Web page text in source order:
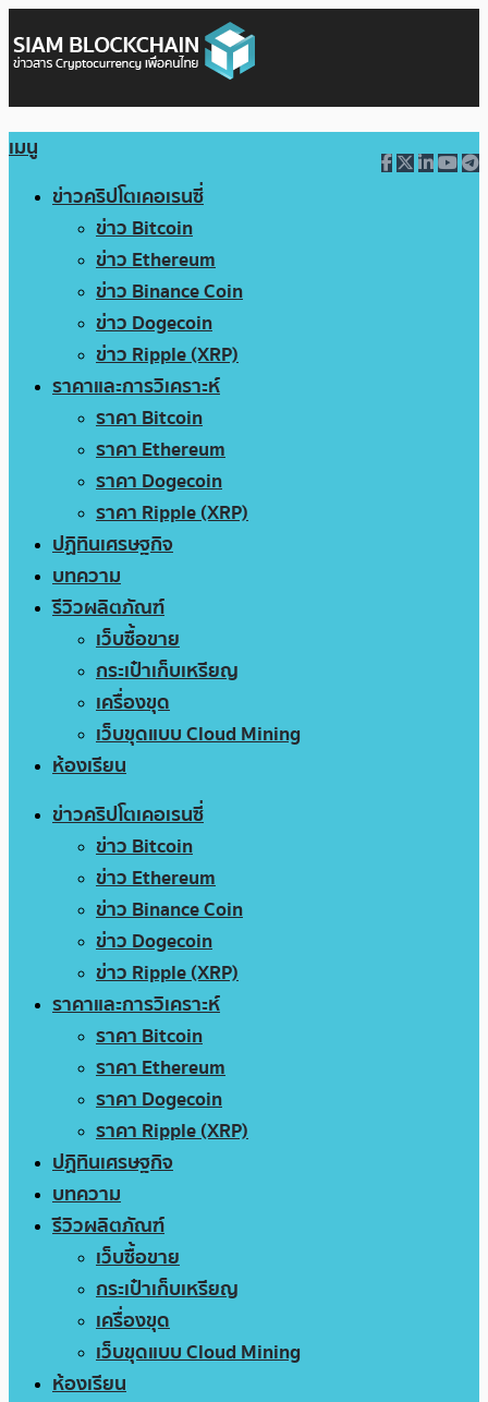
เมนู
ข่าวคริปโตเคอเรนซี่
ข่าว Bitcoin
ข่าว Ethereum
ข่าว Binance Coin
ข่าว Dogecoin
ข่าว Ripple (XRP)
ราคาและการวิเคราะห์
ราคา Bitcoin
ราคา Ethereum
ราคา Dogecoin
ราคา Ripple (XRP)
ปฏิทินเศรษฐกิจ
บทความ
รีวิวผลิตภัณฑ์
เว็บซื้อขาย
กระเป๋าเก็บเหรียญ
เครื่องขุด
เว็บขุดแบบ Cloud Mining
ห้องเรียน
ข่าวคริปโตเคอเรนซี่
ข่าว Bitcoin
ข่าว Ethereum
ข่าว Binance Coin
ข่าว Dogecoin
ข่าว Ripple (XRP)
ราคาและการวิเคราะห์
ราคา Bitcoin
ราคา Ethereum
ราคา Dogecoin
ราคา Ripple (XRP)
ปฏิทินเศรษฐกิจ
บทความ
รีวิวผลิตภัณฑ์
เว็บซื้อขาย
กระเป๋าเก็บเหรียญ
เครื่องขุด
เว็บขุดแบบ Cloud Mining
ห้องเรียน